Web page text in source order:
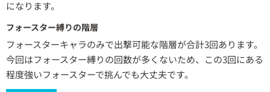
になります。
フォースター縛りの階層
フォースターキャラのみで出撃可能な階層が合計3回あります。
今回はフォースター縛りの回数が多くないため、この3回にある
程度強いフォースターで挑んでも大丈夫です。